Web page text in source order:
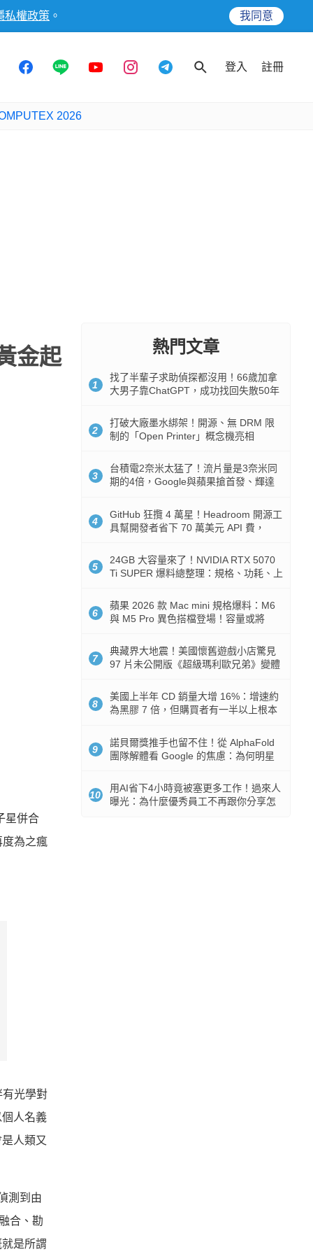
私權政策 。 我同意
登入 註冊
2026
金起
星併合
度為之瘋
有光學對
人名義
人類又
測到由
合、勘
是所謂
熱門文章
1
找了半輩子求助偵探都沒用！66歲加拿
大男子靠ChatGPT，成功找回失散50年
2
打破大廠墨水綁架！開源、無 DRM 限
制的「Open Printer」概念機亮相
3
台積電2奈米太猛了！流片量是3奈米同
期的4倍，Google與蘋果搶首發、輝達
4
GitHub 狂攬 4 萬星！Headroom 開源工
具幫開發者省下 70 萬美元 API 費，
5
24GB 大容量來了！NVIDIA RTX 5070
Ti SUPER 爆料總整理：規格、功耗、上
6
蘋果 2026 款 Mac mini 規格爆料：M6
與 M5 Pro 異色搭檔登場！容量或將
7
典藏界大地震！美國懷舊遊戲小店驚見
97 片未公開版《超級瑪利歐兄弟》變體
8
美國上半年 CD 銷量大增 16%：增速約
為黑膠 7 倍，但購買者有一半以上根本
9
諾貝爾獎推手也留不住！從 AlphaFold
團隊解體看 Google 的焦慮：為何明星
10
用AI省下4小時竟被塞更多工作！過來人
曝光：為什麼優秀員工不再跟你分享怎